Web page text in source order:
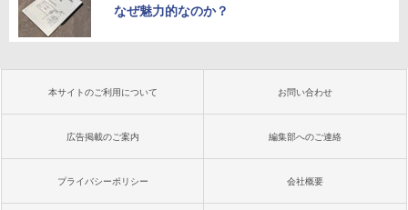
なぜ魅力的なのか？
本サイトのご利用について お問い合わせ
広告掲載のご案内 編集部へのご連絡
プライバシーポリシー 会社概要